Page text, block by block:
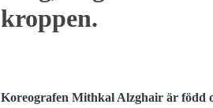
kroppen.
Koreografen Mithkal Alzghair är född